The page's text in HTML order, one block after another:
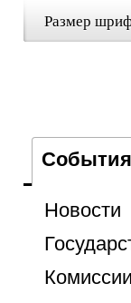
Размер
События
Новости